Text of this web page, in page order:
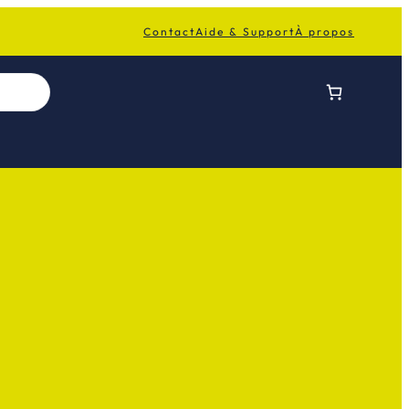
ContactAide & SupportÀ propos